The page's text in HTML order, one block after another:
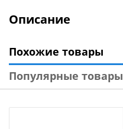
Описание
Похожие товары
Популярные товары